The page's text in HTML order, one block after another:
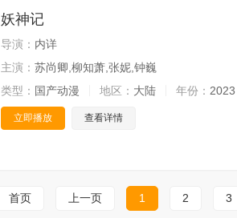
妖神记
导演： 内详
主演： 苏尚卿,柳知萧,张妮,钟巍
类型： 国产动漫 地区： 大陆 年份： 2023
立即播放 查看详情
首页 上一页 1 2 3